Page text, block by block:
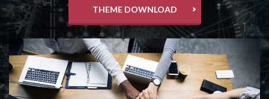
THEME DOWNLOAD